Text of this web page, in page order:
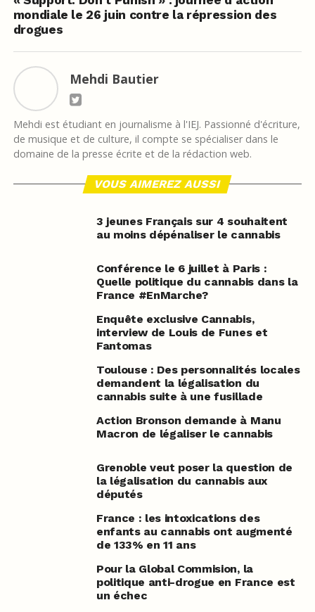
mondiale le 26 juin contre la répression des
drogues
Mehdi Bautier
Mehdi est étudiant en journalisme à l'IEJ. Passionné d'écriture,
de musique et de culture, il compte se spécialiser dans le
domaine de la presse écrite et de la rédaction web.
VOUS AIMEREZ AUSSI
3 jeunes Français sur 4 souhaitent
au moins dépénaliser le cannabis
Conférence le 6 juillet à Paris :
Quelle politique du cannabis dans la
France #EnMarche?
Enquête exclusive Cannabis,
interview de Louis de Funes et
Fantomas
Toulouse : Des personnalités locales
demandent la légalisation du
cannabis suite à une fusillade
Action Bronson demande à Manu
Macron de légaliser le cannabis
Grenoble veut poser la question de
la légalisation du cannabis aux
députés
France : les intoxications des
enfants au cannabis ont augmenté
de 133% en 11 ans
Pour la Global Commision, la
politique anti-drogue en France est
un échec